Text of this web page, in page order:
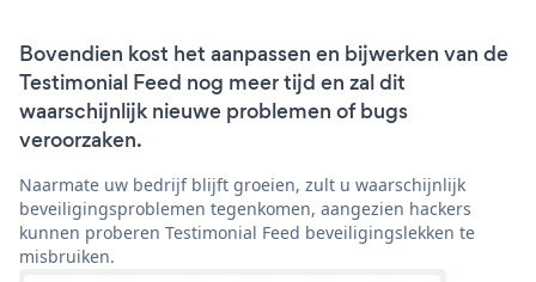
Bovendien kost het aanpassen en bijwerken van de
Testimonial Feed nog meer tijd en zal dit
waarschijnlijk nieuwe problemen of bugs
veroorzaken.
Naarmate uw bedrijf blijft groeien, zult u waarschijnlijk
beveiligingsproblemen tegenkomen, aangezien hackers
kunnen proberen Testimonial Feed beveiligingslekken te
misbruiken.